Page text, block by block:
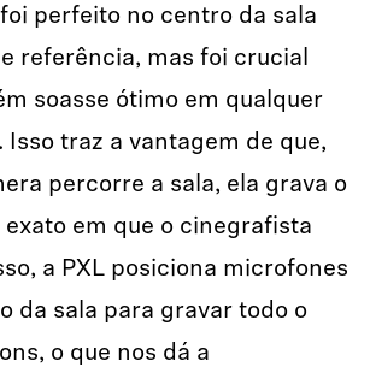
perfeito no centro da sala
referência, mas foi crucial
soasse ótimo em qualquer
Isso traz a vantagem de que,
percorre a sala, ela grava o
em que o cinegrafista
a PXL posiciona microfones
da sala para gravar todo o
o que nos dá a